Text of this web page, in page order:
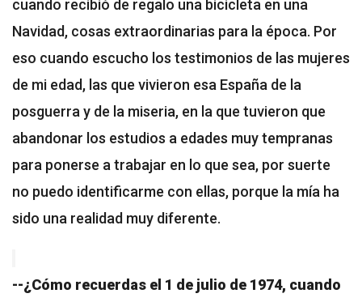
cuando recibió de regalo una bicicleta en una
Navidad, cosas extraordinarias para la época. Por
eso cuando escucho los testimonios de las mujeres
de mi edad, las que vivieron esa España de la
posguerra y de la miseria, en la que tuvieron que
abandonar los estudios a edades muy tempranas
para ponerse a trabajar en lo que sea, por suerte
no puedo identificarme con ellas, porque la mía ha
sido una realidad muy diferente.
--¿Cómo recuerdas el 1 de julio de 1974, cuando